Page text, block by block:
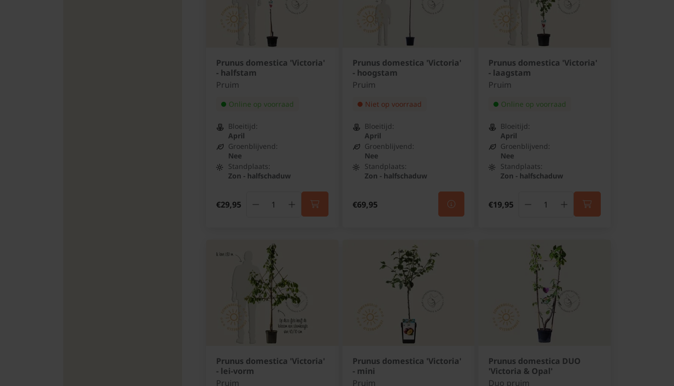
Prunus domestica 'Victoria'
- halfstam
Pruim
Online op voorraad
Bloeitijd:
April
Groenblijvend:
Nee
Standplaats:
Zon - halfschaduw
€29,95
Prunus domestica 'Victoria'
- hoogstam
Pruim
Niet op voorraad
Bloeitijd:
April
Groenblijvend:
Nee
Standplaats:
Zon - halfschaduw
€69,95
Prunus domestica 'Victoria'
- laagstam
Pruim
Online op voorraad
Bloeitijd:
April
Groenblijvend:
Nee
Standplaats:
Zon - halfschaduw
€19,95
Prunus domestica 'Victoria'
- lei-vorm
Pruim
Prunus domestica 'Victoria'
- mini
Pruim
Prunus domestica DUO
'Victoria & Opal'
Duo pruim